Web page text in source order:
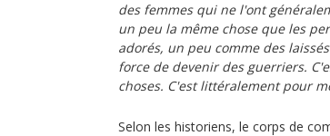
des femmes qui ne l'ont
un peu la même chose que les
adorés, un peu comme des
force de devenir des guerriers.
choses. C'est littéralement pour
Selon les historiens, le corps de